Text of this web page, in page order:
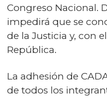
Congreso Nacional.
impedirá que se
de la Justicia y, con
República.
La adhesión de
de todos los